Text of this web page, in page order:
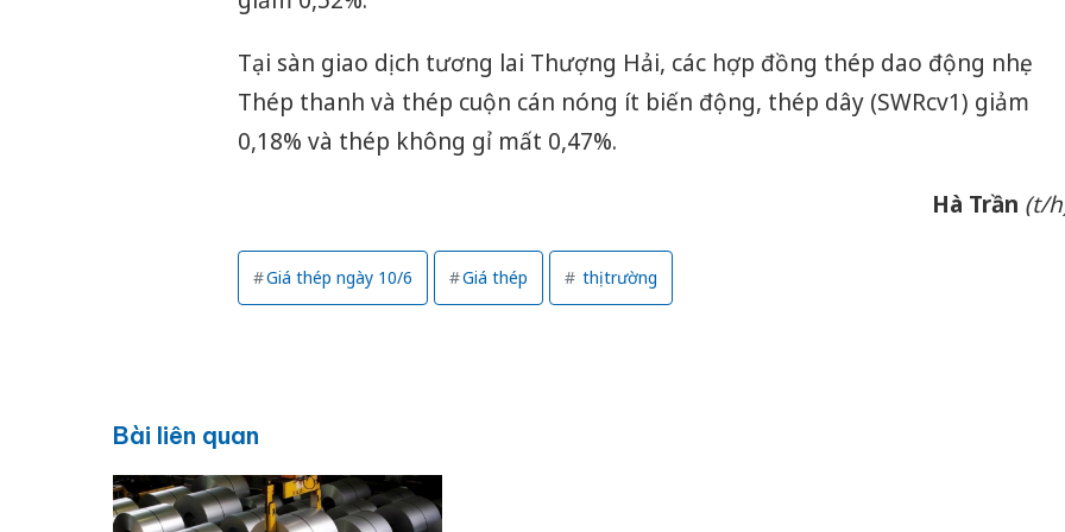
Tại sàn giao dịch tương lai Thượng Hải, các hợp đồng thép dao động nhẹ.
Thép thanh và thép cuộn cán nóng ít biến động, thép dây (SWRcv1) giảm
0,18% và thép không gỉ mất 0,47%.
Hà Trần (t/
Giá thép ngày 10/6 Giá thép thị trường
Bài liên quan